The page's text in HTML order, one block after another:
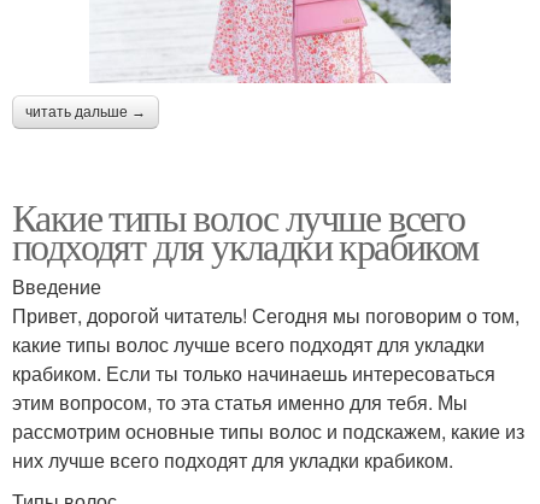
читать дальше →
Какие типы волос лучше всего
подходят для укладки крабиком
Введение
Привет, дорогой читатель! Сегодня мы поговорим о том,
какие типы волос лучше всего подходят для укладки
крабиком. Если ты только начинаешь интересоваться
этим вопросом, то эта статья именно для тебя. Мы
рассмотрим основные типы волос и подскажем, какие из
них лучше всего подходят для укладки крабиком.